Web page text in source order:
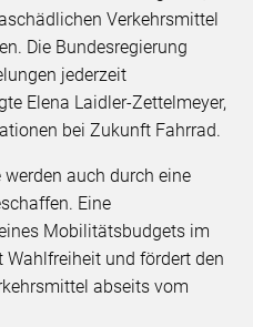
Verkehrsmittel
Die Bundesregierung
jederzeit
Elena Laidler-Zettelmeyer,
bei Zukunft Fahrrad.
werden auch durch eine
Eine
Mobilitätsbudgets im
und fördert den
abseits vom